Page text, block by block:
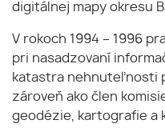
digitálnej mapy okresu
V rokoch 1994 – 1996
pri nasadzovaní
katastra nehnuteľnosti
zároveň ako člen
geodézie, kartografie a